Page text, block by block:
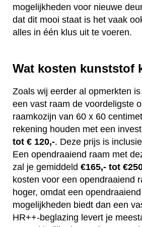
mogelijkheden voor nieuwe
dat dit mooi staat is het vaak
alles in één klus uit te voeren.
Wat kosten kunststof
Zoals wij eerder al opmerkten
een vast raam de voordeligste
raamkozijn van 60 x 60
rekening houden met een
tot € 120,-. Deze prijs is
Een opendraaiend raam met
zal je gemiddeld €165,- tot
kosten voor een opendraaiend
hoger, omdat een
mogelijkheden biedt dan een
HR++-beglazing levert je